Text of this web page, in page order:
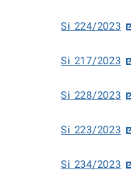
Si 224/2023
Si 217/2023
Si 228/2023
Si 223/2023
Si 234/2023